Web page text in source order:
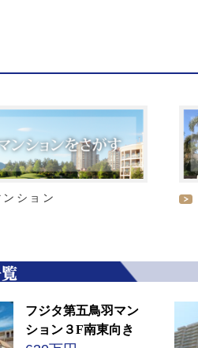
ンション
フジタ第五鳥羽マン
ション３F南東向き